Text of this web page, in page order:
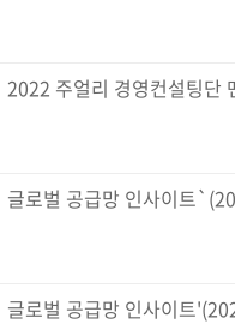
2022 주얼리 경영컨설팅단
글로벌 공급망 인사이트
글로벌 공급망 인사이트